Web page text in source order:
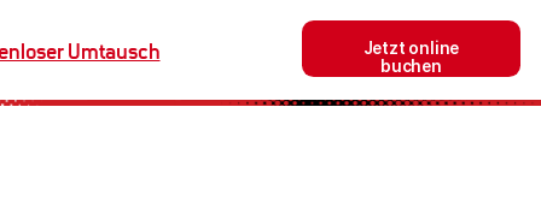
Jetzt online
buchen
Umtausch
Verleihequipment